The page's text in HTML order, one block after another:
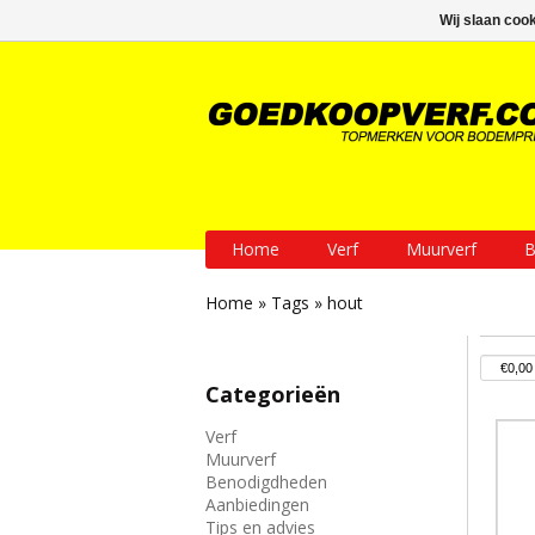
Home Verf Muurverf
Home » Tags » hout
Categorieën
Verf
Muurverf
Benodigdheden
Aanbiedingen
Tips en advies
Wij slaan